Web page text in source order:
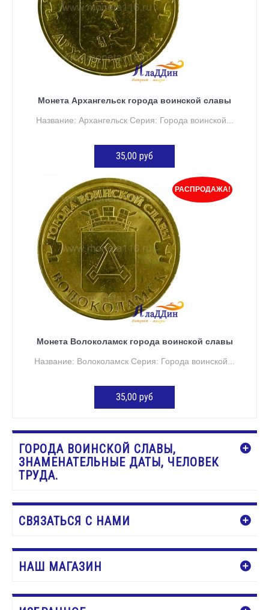
Монета Архангельск города воинской славы
Название: Архангельск Серия: Города воинской...
35,00 руб
ДОБАВИТЬ В КОРЗИНУ
РАСПРОДАЖА!
Монета Волоколамск города воинской славы
Название: Волоколамск Серия: Города воинской...
35,00 руб
ГОРОДА ВОИНСКОЙ СЛАВЫ,
ЗНАМЕНАТЕЛЬНЫЕ ДАТЫ, ЧЕЛОВЕК
ТРУДА.
СВЯЗАТЬСЯ С НАМИ
НАШ МАГАЗИН